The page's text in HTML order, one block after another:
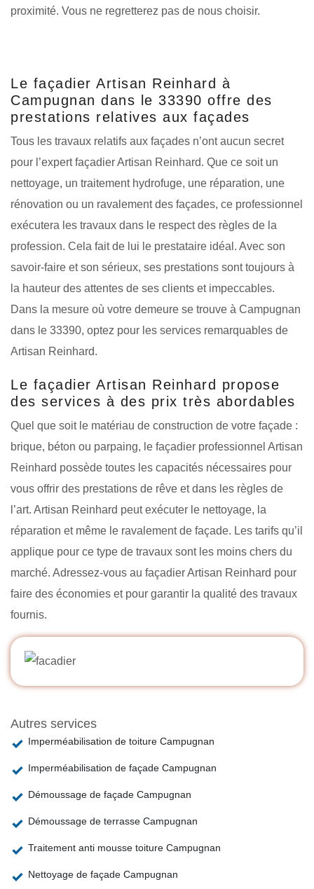
proximité. Vous ne regretterez pas de nous choisir.
Le façadier Artisan Reinhard à
Campugnan dans le 33390 offre des
prestations relatives aux façades
Tous les travaux relatifs aux façades n’ont aucun secret
pour l’expert façadier Artisan Reinhard. Que ce soit un
nettoyage, un traitement hydrofuge, une réparation, une
rénovation ou un ravalement des façades, ce professionnel
exécutera les travaux dans le respect des règles de la
profession. Cela fait de lui le prestataire idéal. Avec son
savoir-faire et son sérieux, ses prestations sont toujours à
la hauteur des attentes de ses clients et impeccables.
Dans la mesure où votre demeure se trouve à Campugnan
dans le 33390, optez pour les services remarquables de
Artisan Reinhard.
Le façadier Artisan Reinhard propose
des services à des prix très abordables
Quel que soit le matériau de construction de votre façade :
brique, béton ou parpaing, le façadier professionnel Artisan
Reinhard possède toutes les capacités nécessaires pour
vous offrir des prestations de rêve et dans les règles de
l’art. Artisan Reinhard peut exécuter le nettoyage, la
réparation et même le ravalement de façade. Les tarifs qu’il
applique pour ce type de travaux sont les moins chers du
marché. Adressez-vous au façadier Artisan Reinhard pour
faire des économies et pour garantir la qualité des travaux
fournis.
Autres services
Imperméabilisation de toiture Campugnan
Imperméabilisation de façade Campugnan
Démoussage de façade Campugnan
Démoussage de terrasse Campugnan
Traitement anti mousse toiture Campugnan
Nettoyage de façade Campugnan